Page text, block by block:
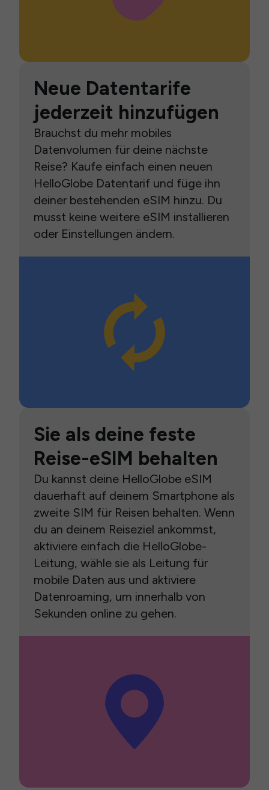
Neue Datentarife
jederzeit hinzufügen
Brauchst du mehr mobiles
Datenvolumen für deine nächste
Reise? Kaufe einfach einen neuen
HelloGlobe Datentarif und füge ihn
deiner bestehenden eSIM hinzu. Du
musst keine weitere eSIM installieren
oder Einstellungen ändern.
Sie als deine feste
Reise-eSIM behalten
Du kannst deine HelloGlobe eSIM
dauerhaft auf deinem Smartphone als
zweite SIM für Reisen behalten. Wenn
du an deinem Reiseziel ankommst,
aktiviere einfach die HelloGlobe-
Leitung, wähle sie als Leitung für
mobile Daten aus und aktiviere
Datenroaming, um innerhalb von
Sekunden online zu gehen.